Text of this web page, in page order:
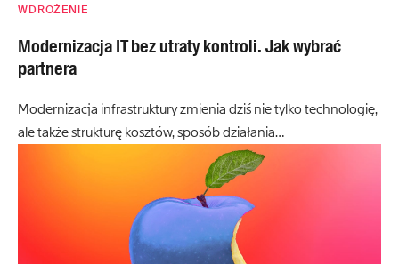
WDROŻENIE
Modernizacja IT bez utraty kontroli. Jak wybrać
partnera
Modernizacja infrastruktury zmienia dziś nie tylko technologię,
ale także strukturę kosztów, sposób działania…